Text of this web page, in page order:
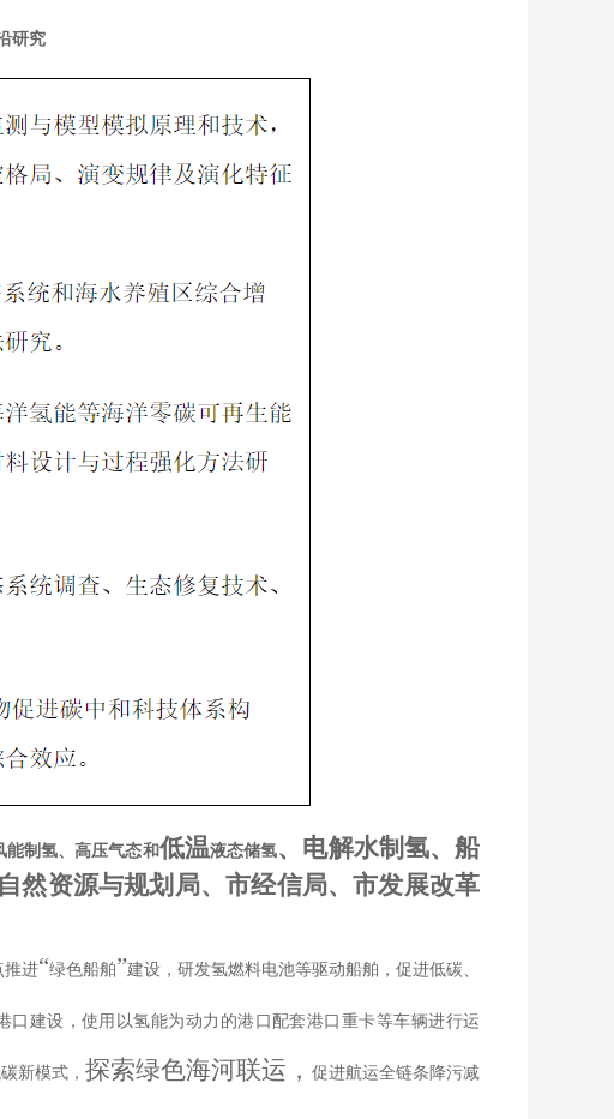
研究
制氢、高压气态和低温液态储氢、电解水制氢、船
然资源与规划局、市经信局、市发展改革
推进“绿色船舶”建设，研发氢燃料电池等驱动船舶，促进低碳、
口建设，使用以氢能为动力的港口配套港口重卡等车辆进行运
新模式， 探索绿色海河联运， 促进航运全链条降污减